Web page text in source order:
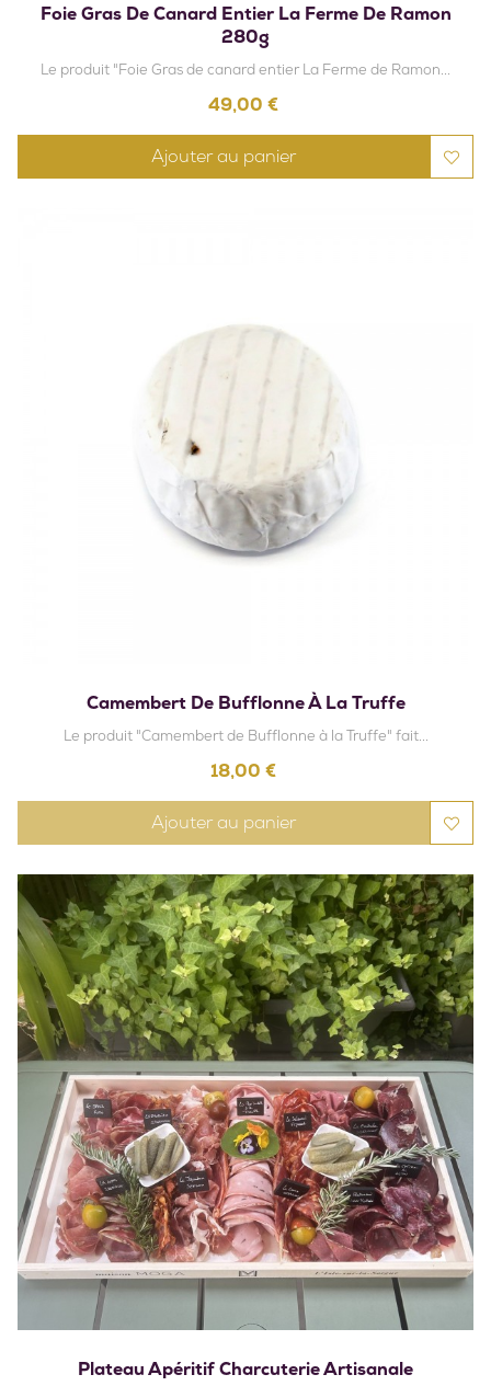
Foie Gras De Canard Entier La Ferme De Ramon
280g
Le produit "Foie Gras de canard entier La Ferme de Ramon...
Prix
49,00 €
Ajouter au panier
Camembert De Bufflonne À La Truffe
Le produit "Camembert de Bufflonne à la Truffe" fait...
Prix
18,00 €
Ajouter au panier
Plateau Apéritif Charcuterie Artisanale